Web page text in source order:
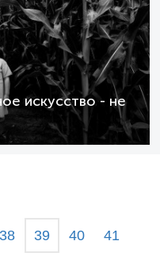
искусство - не
38 39 40 41